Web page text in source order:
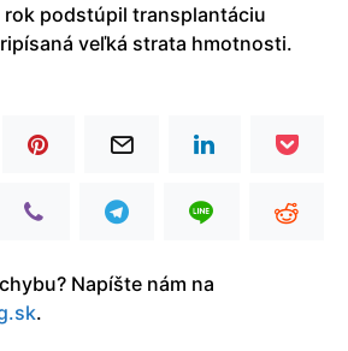
rok podstúpil transplantáciu
veľká strata hmotnosti.
Napíšte nám na
.